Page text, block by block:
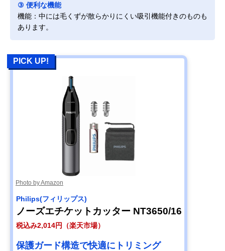
③ 便利な機能
機能：中には毛くずが散らかりにくい吸引機能付きのものも
あります。
PICK UP!
Photo by Amazon
Philips(フィリップス)
ノーズエチケットカッター NT3650/16
税込み2,014円（楽天市場）
保護ガード構造で快適にトリミング